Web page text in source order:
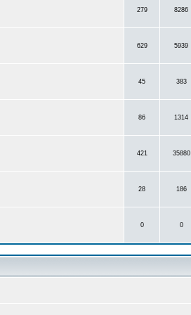
279 8286
629 5939
45 383
86 1314
421 35880
28 186
0 0